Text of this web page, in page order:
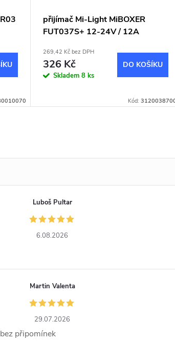
přijímač Mi-Light MiBOXER
FUT037S+ 12-24V / 12A
269,42 Kč bez DPH
326 Kč
Skladem 8 ks
DO KOŠÍKU
Kód:
Luboš Pultar
6.08.2026
Martin Valenta
29.07.2026
připomínek